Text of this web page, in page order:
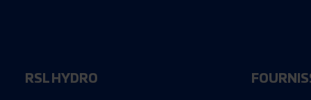
RSL HYDRO